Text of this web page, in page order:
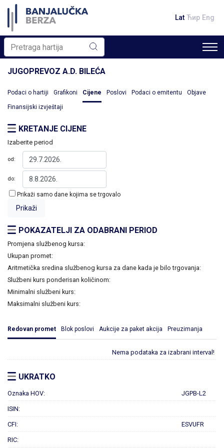
Lat Ћир Eng
JUGOPREVOZ A.D. BILEĆA
Podaci o hartiji Grafikoni Cijene Poslovi Podaci o emitentu Objave
Finansijski izvještaji
KRETANJE CIJENE
Izaberite period
od:
do:
Prikaži samo dane kojima se trgovalo
POKAZATELJI ZA ODABRANI PERIOD
Promjena službenog kursa:
Ukupan promet:
Aritmetička sredina službenog kursa za dane kada je bilo trgovanja:
Službeni kurs ponderisan količinom:
Minimalni službeni kurs:
Maksimalni službeni kurs:
Redovan promet Blok poslovi Aukcije za paket akcija Preuzimanja
Nema podataka za izabrani interval!
UKRATKO
Oznaka HOV: JGPB-L2
ISIN:
CFI: ESVUFR
RIC: